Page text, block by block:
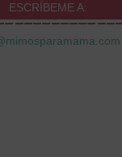
ESCRÍBEME A: